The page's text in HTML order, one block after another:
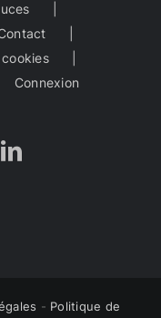
Connexion
- Politique de